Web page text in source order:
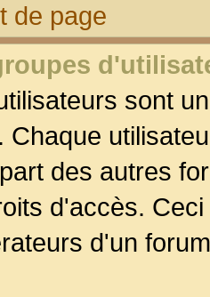
de page
sont
Chaque
des autres
d'accès.
d'un